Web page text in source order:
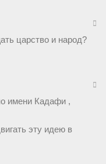
царство и народ?
имени Кадафи ,
эту идею в